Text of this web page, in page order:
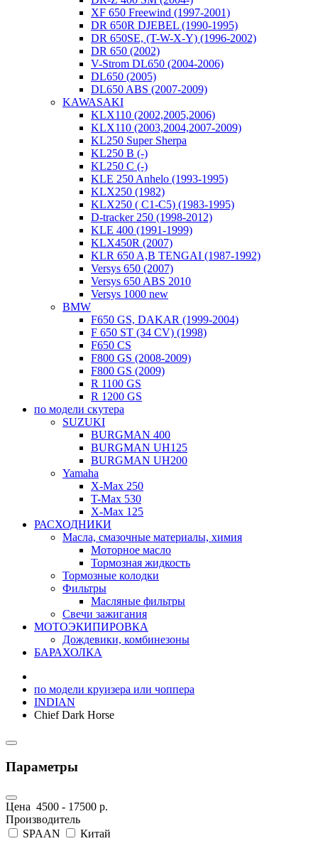
XF 650 Freewind (1997-2001)
DR 650R DJEBEL (1990-1995)
DR 650SE, (T-W-X-Y) (1996-2002)
DR 650 (2002)
V-Strom DL650 (2004-2006)
DL650 (2005)
DL650 ABS (2007-2009)
KAWASAKI
KLX110 (2002,2005,2006)
KLX110 (2003,2004,2007-2009)
KL250 Super Sherpa
KL250 B (-)
KL250 C (-)
KLE 250 Anhelo (1993-1995)
KLX250 (1982)
KLX250 ( C1-C5) (1983-1995)
D-tracker 250 (1998-2012)
KLE 400 (1991-1999)
KLX450R (2007)
KLR 650 A,B TENGAI (1987-1992)
Versys 650 (2007)
Versys 650 ABS 2010
Versys 1000 new
BMW
F650 GS, DAKAR (1999-2004)
F 650 ST (34 CV) (1998)
F650 CS
F800 GS (2008-2009)
F800 GS (2009)
R 1100 GS
R 1200 GS
по модели скутера
SUZUKI
BURGMAN 400
BURGMAN UH125
BURGMAN UH200
Yamaha
X-Max 250
T-Max 530
X-Max 125
РАСХОДНИКИ
Масла, смазочные материалы, химия
Моторное масло
Тормозная жидкость
Тормозные колодки
Фильтры
Масляные фильтры
Свечи зажигания
МОТОЭКИПИРОВКА
Дождевики, комбинезоны
БАРАХОЛКА
по модели круизера или чоппера
INDIAN
Chief Dark Horse
Параметры
Цена 4500 - 17500 р.
Производитель
SPAAN
Китай